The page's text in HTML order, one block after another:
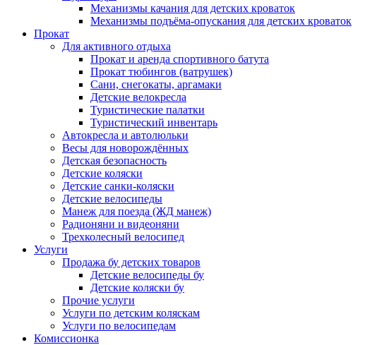
Механизмы качания для детских кроваток
Механизмы подъёма-опускания для детских кроваток
Прокат
Для активного отдыха
Прокат и аренда спортивного батута
Прокат тюбингов (ватрушек)
Сани, снегокаты, аргамаки
Детские велокресла
Туристические палатки
Туристический инвентарь
Автокресла и автолюльки
Весы для новорождённых
Детская безопасность
Детские коляски
Детские санки-коляски
Детские велосипеды
Манеж для поезда (ЖД манеж)
Радионяни и видеоняни
Трехколесный велосипед
Услуги
Продажа бу детских товаров
Детские велосипеды бу
Детские коляски бу
Прочие услуги
Услуги по детским коляскам
Услуги по велосипедам
Комиссионка